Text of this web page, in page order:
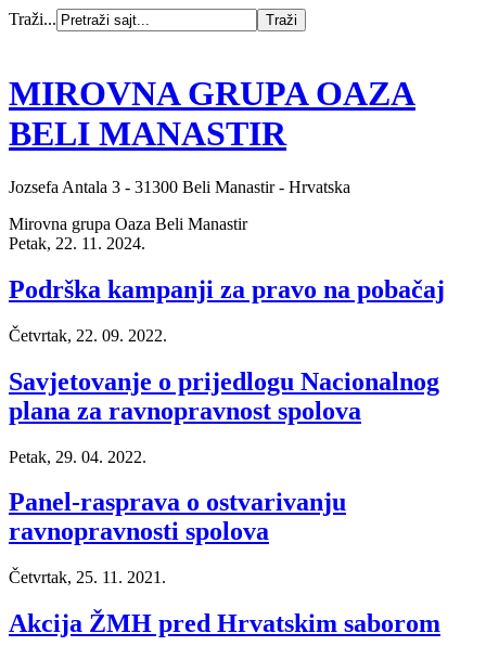
Traži...
MIROVNA GRUPA OAZA
BELI MANASTIR
Jozsefa Antala 3 - 31300 Beli Manastir - Hrvatska
Mirovna grupa Oaza Beli Manastir
Petak, 22. 11. 2024.
Podrška kampanji za pravo na pobačaj
Četvrtak, 22. 09. 2022.
Savjetovanje o prijedlogu Nacionalnog
plana za ravnopravnost spolova
Petak, 29. 04. 2022.
Panel-rasprava o ostvarivanju
ravnopravnosti spolova
Četvrtak, 25. 11. 2021.
Akcija ŽMH pred Hrvatskim saborom